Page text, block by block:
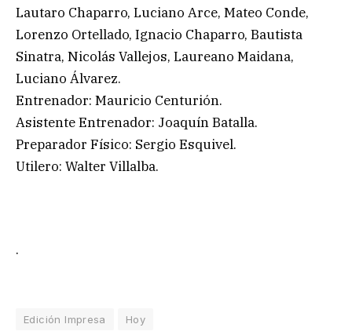
Lautaro Chaparro, Luciano Arce, Mateo Conde,
Lorenzo Ortellado, Ignacio Chaparro, Bautista
Sinatra, Nicolás Vallejos, Laureano Maidana,
Luciano Álvarez.
Entrenador: Mauricio Centurión.
Asistente Entrenador: Joaquín Batalla.
Preparador Físico: Sergio Esquivel.
Utilero: Walter Villalba.
.
Edición Impresa Hoy